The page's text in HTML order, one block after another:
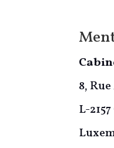
8,
L-